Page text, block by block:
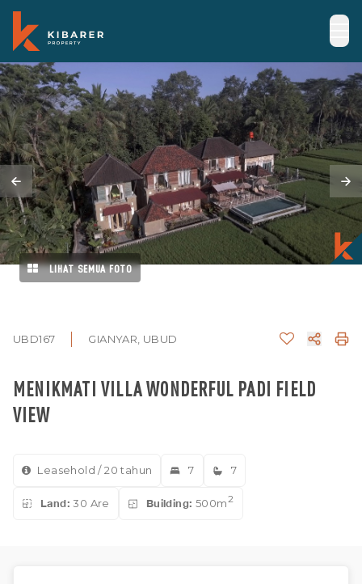
LIHAT SEMUA FOTO
UBD167 GIANYAR, UBUD
MENIKMATI VILLA WONDERFUL PADI FIELD
VIEW
Leasehold / 20 tahun 7 7
Land: 30 Are Building: 500m2